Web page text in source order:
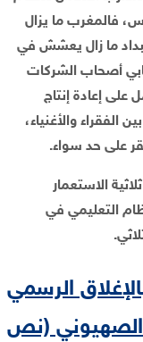
فالمغرب ما يزال
ما زال يعشش في
أصحاب الشركات
إعادة إنتاج
الفقراء والأغنياء،
على حد سواء.
الاستعمار
التعليمي في
الرسمي
الصهيوني (نص